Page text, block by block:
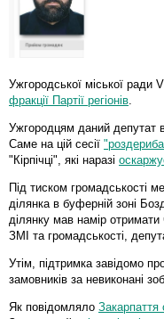
Ужгородської міської ради
фракції Партії регіонів
Ужгородцям даний депутат
Саме на цій сесії
"Кірпічці", які наразі
Під тиском громадськості
ділянка в буферній зоні
ділянку мав намір
ЗМІ та громадськості,
Утім, підтримка завідомо
замовників за невиконані
Як повідомляло Закарпаття